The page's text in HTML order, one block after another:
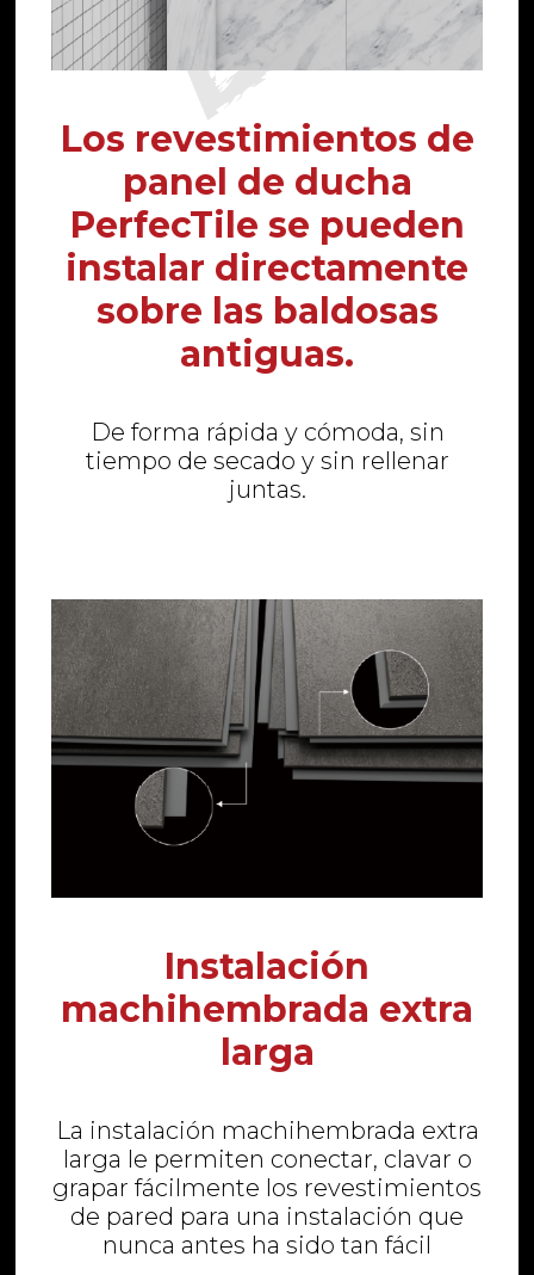
Los revestimientos de
panel de ducha
PerfecTile se pueden
instalar directamente
sobre las baldosas
antiguas.
De forma rápida y cómoda, sin
tiempo de secado y sin rellenar
juntas.
Instalación
machihembrada extra
larga
La instalación machihembrada extra
larga le permiten conectar, clavar o
grapar fácilmente los revestimientos
de pared para una instalación que
nunca antes ha sido tan fácil